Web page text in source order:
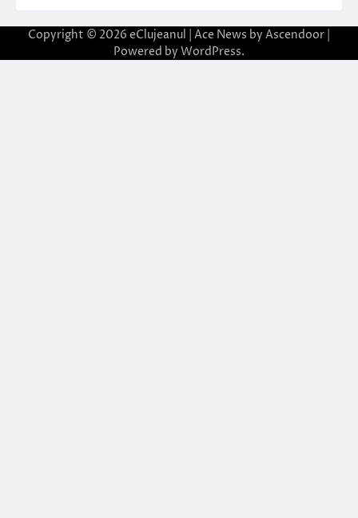
Copyright © 2026 eClujeanul | Ace News by Ascendoor
Powered by WordPress.